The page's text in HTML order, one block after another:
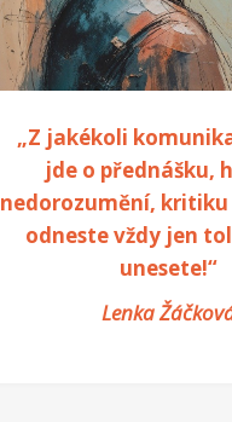
„Z jakékoli
jde o přednášku,
nedorozumění, kritiku
odneste vždy jen
unesete!“
Lenka